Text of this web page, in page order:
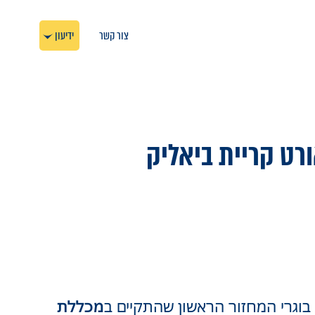
צור קשר ידיעון
קריית ביאליק
מכללת